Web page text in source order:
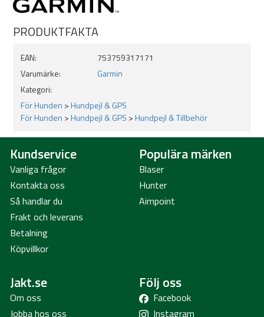
PRODUKTFAKTA
EAN:
753759317171
Varumärke:
Garmin
Kategori:
För Hunden >Hundpejl & GPS
För Hunden >Hundpejl & GPS >Hundpejl & Tillbehör
Kundservice
Vanliga frågor
Kontakta oss
Så handlar du
Frakt och leverans
Betalning
Köpvillkor
Populära märken
Blaser
Hunter
Aimpoint
Jakt.se
Om oss
Jobba hos oss
Följ oss
Facebook
Instagram